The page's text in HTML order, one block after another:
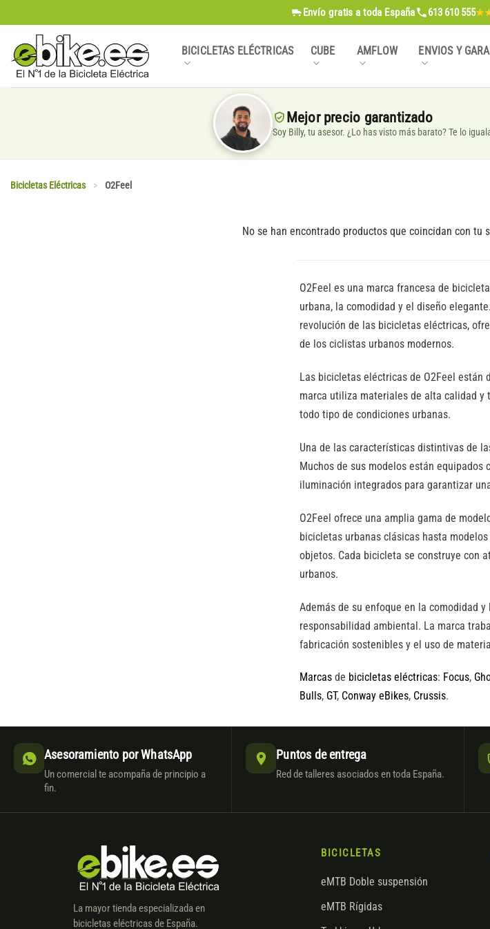
al
contenido
Envío gratis a toda España 613 610 555
BICICLETAS ELÉCTRICAS CUBE AMFLOW ENVIOS Y
Mejor precio garantizado
Soy Billy, tu asesor. ¿Lo has visto más barato? Te lo
Bicicletas Eléctricas > O2Feel
No se han encontrado productos que coincidan con tu
O2Feel es una marca francesa de
urbana, la comodidad y el diseño
revolución de las bicicletas eléctricas,
de los ciclistas urbanos modernos.
Las bicicletas eléctricas de O2Feel
marca utiliza materiales de alta calidad y
todo tipo de condiciones urbanas.
Una de las características distintivas de
Muchos de sus modelos están
iluminación integrados para garantizar
O2Feel ofrece una amplia gama de
bicicletas urbanas clásicas hasta
objetos. Cada bicicleta se construye con
urbanos.
Además de su enfoque en la comodidad
responsabilidad ambiental. La marca
fabricación sostenibles y el uso de
Marcas de bicicletas eléctricas: Focus,
Bulls, GT, Conway eBikes, Crussis.
Asesoramiento por WhatsApp
Un comercial te acompaña de principio a
fin.
Puntos de entrega
Red de talleres asociados en toda España.
La mayor tienda especializada en
bicicletas eléctricas de España.
BICICLETAS
eMTB Doble suspensión
eMTB Rígidas